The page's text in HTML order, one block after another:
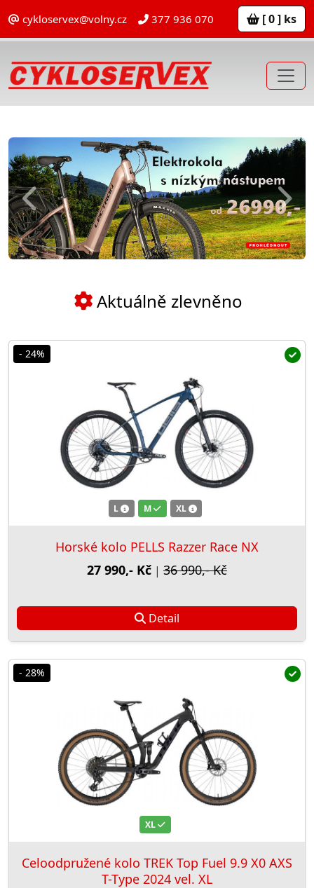
cykloservex@volny.cz 377 936 070 [ 0 ] ks
Previous Next
Aktuálně zlevněno
- 24%
L M XL
Horské kolo PELLS Razzer Race NX
27 990,- Kč | 36 990,- Kč
Detail
- 28%
XL
Celoodpružené kolo TREK Top Fuel 9.9 X0 AXS
T-Type 2024 vel. XL